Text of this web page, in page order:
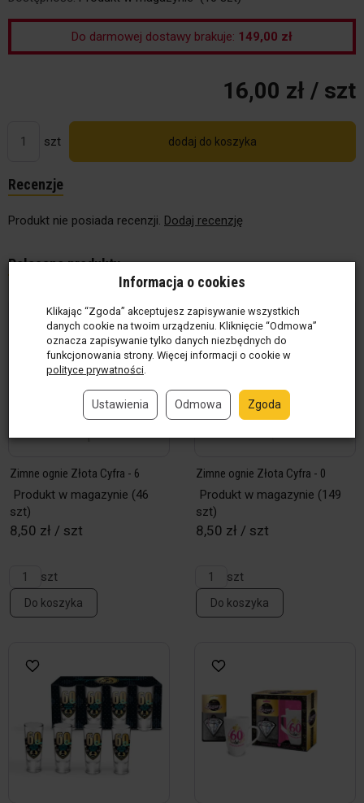
Do darmowej dostawy brakuje: 149,00 zł
16,00 zł / szt
szt dodaj do koszyka
Recenzje
Produkt nie posiada recenzji. Dodaj recenzję
Polecane produkty
Zimne ognie Złota Cyfra - 6
Produkt w magazynie (46
szt)
8,50 zł / szt
szt
Do koszyka
Zimne ognie Złota Cyfra - 0
Produkt w magazynie (149
szt)
8,50 zł / szt
szt
Do koszyka
Informacja o cookies
Klikając “Zgoda” akceptujesz zapisywanie wszystkich
danych cookie na twoim urządzeniu. Kliknięcie “Odmowa”
oznacza zapisywanie tylko danych niezbędnych do
funkcjonowania strony. Więcej informacji o cookie w
polityce prywatności.
Ustawienia Odmowa Zgoda